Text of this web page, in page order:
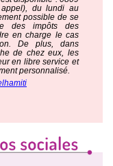
du lundi au
possible de se
des impôts des
en charge le cas
De plus, dans
de chez eux, les
en libre service et
personnalisé.